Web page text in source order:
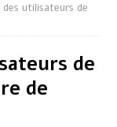
des utilisateurs de
de
de